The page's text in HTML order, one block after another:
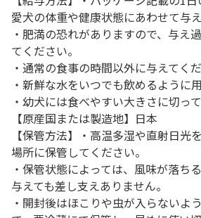
愛犬の体重や健康状態にあわせて与
・肥満の恐れがありますので、与え
てください。
・通常の食事の時間以外に与えてくだ
・新鮮な水をいつでも飲めるように
・幼犬には食べやすい大きさに切っ
【原産国または製造地】日本
【保管方法】・高温多湿や直射日光
場所に保管してください。
・保管状態によっては、風味が落ち
与えても差し支えありません。
・開封後はほこりや虫が入らないよ